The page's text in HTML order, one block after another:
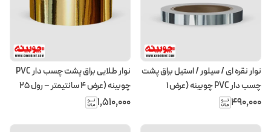
نوار نقره ای / سیلور / استیل براق پشت
چسب دار PVC چوبینه (عرض ۱
سانتیمتر – رول ۲۵ متری)
۴۹۰٬۰۰۰
نوار طلایی براق پشت چسب دار PVC
چوبینه (عرض 4 سانتیمتر – رول ۲۵
متری)
۱٬۵۱۰٬۰۰۰